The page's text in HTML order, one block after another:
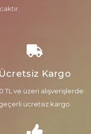
Ücretsiz Kargo
TL ve üzeri alışverişlerde
ücretsiz kargo.